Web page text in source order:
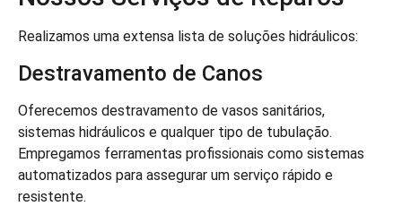
Realizamos uma extensa lista de soluções hidráulicos:
Destravamento de Canos
Oferecemos destravamento de vasos sanitários,
sistemas hidráulicos e qualquer tipo de tubulação.
Empregamos ferramentas profissionais como sistemas
automatizados para assegurar um serviço rápido e
resistente.